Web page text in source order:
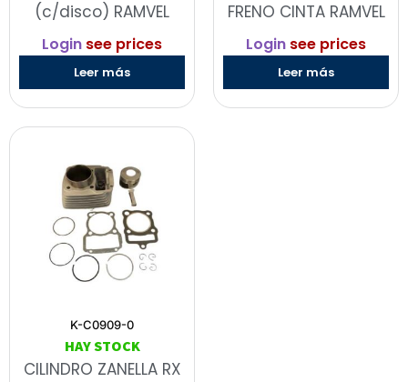
(c/disco) RAMVEL
Login see prices
Leer más
FRENO CINTA RAMVEL
Login see prices
Leer más
K-C0909-0
HAY STOCK
CILINDRO ZANELLA RX